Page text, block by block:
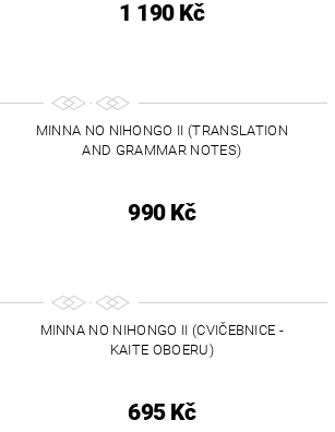
1 190 Kč
MINNA NO NIHONGO II (TRANSLATION
AND GRAMMAR NOTES)
990 Kč
MINNA NO NIHONGO II (CVIČEBNICE -
KAITE OBOERU)
695 Kč